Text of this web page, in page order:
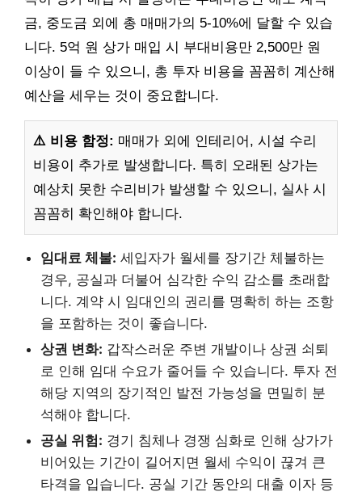
금, 중도금 외에 총 매매가의 5-10%에 달할 수 있습
니다. 5억 원 상가 매입 시 부대비용만 2,500만 원
이상이 들 수 있으니, 총 투자 비용을 꼼꼼히 계산해
예산을 세우는 것이 중요합니다.
⚠️ 비용 함정: 매매가 외에 인테리어, 시설 수리
비용이 추가로 발생합니다. 특히 오래된 상가는
예상치 못한 수리비가 발생할 수 있으니, 실사 시
꼼꼼히 확인해야 합니다.
임대료 체불: 세입자가 월세를 장기간 체불하는
경우, 공실과 더불어 심각한 수익 감소를 초래합
니다. 계약 시 임대인의 권리를 명확히 하는 조항
을 포함하는 것이 좋습니다.
상권 변화: 갑작스러운 주변 개발이나 상권 쇠퇴
로 인해 임대 수요가 줄어들 수 있습니다. 투자 전
해당 지역의 장기적인 발전 가능성을 면밀히 분
석해야 합니다.
공실 위험: 경기 침체나 경쟁 심화로 인해 상가가
비어있는 기간이 길어지면 월세 수익이 끊겨 큰
타격을 입습니다. 공실 기간 동안의 대출 이자 등